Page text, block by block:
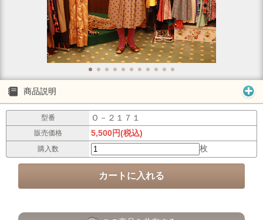
商品説明
型番 Ｏ－２１７１
販売価格 5,500円(税込)
購入数 枚